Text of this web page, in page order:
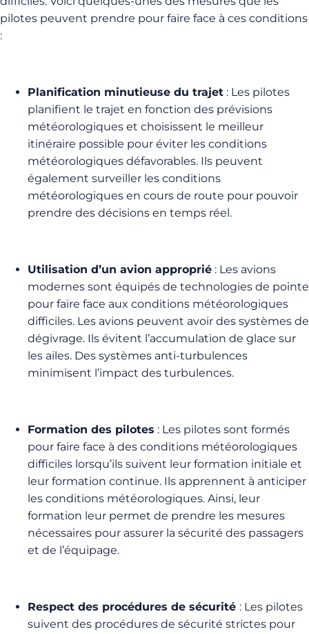
pilotes peuvent prendre pour faire face à ces conditions
:
Planification minutieuse du trajet : Les pilotes
planifient le trajet en fonction des prévisions
météorologiques et choisissent le meilleur
itinéraire possible pour éviter les conditions
météorologiques défavorables. Ils peuvent
également surveiller les conditions
météorologiques en cours de route pour pouvoir
prendre des décisions en temps réel.
Utilisation d’un avion approprié : Les avions
modernes sont équipés de technologies de pointe
pour faire face aux conditions météorologiques
difficiles. Les avions peuvent avoir des systèmes de
dégivrage. Ils évitent l’accumulation de glace sur
les ailes. Des systèmes anti-turbulences
minimisent l’impact des turbulences.
Formation des pilotes : Les pilotes sont formés
pour faire face à des conditions météorologiques
difficiles lorsqu’ils suivent leur formation initiale et
leur formation continue. Ils apprennent à anticiper
les conditions météorologiques. Ainsi, leur
formation leur permet de prendre les mesures
nécessaires pour assurer la sécurité des passagers
et de l’équipage.
Respect des procédures de sécurité : Les pilotes
suivent des procédures de sécurité strictes pour